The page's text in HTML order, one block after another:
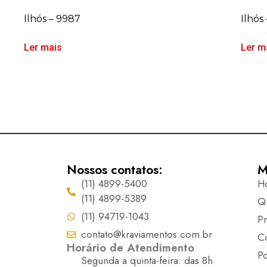
Ilhós – 9987
Ler mais Ler
Nossos contatos:
(11) 4899-5400
(11) 4899-5389
(11) 94719-1043
contato@kraviamentos.com.br
Horário de Atendimento
Segunda a quinta-feira: das 8h